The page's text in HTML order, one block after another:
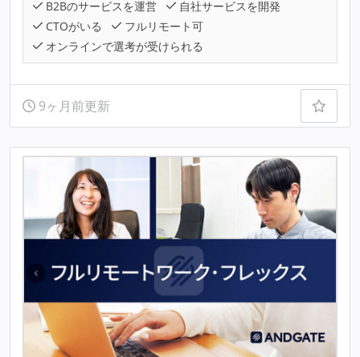
B2Bのサービスを運営
自社サービスを開発
CTOがいる
フルリモート可
オンラインで選考が受けられる
9ヶ月前更新